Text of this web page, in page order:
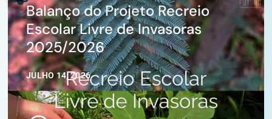
Balanço do Projeto Recreio
Escolar Livre de Invasoras
2025/2026
JULHO 14, 2026